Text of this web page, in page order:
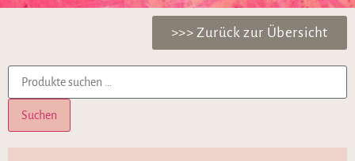
>>> Zurück zur Übersicht
Suchen